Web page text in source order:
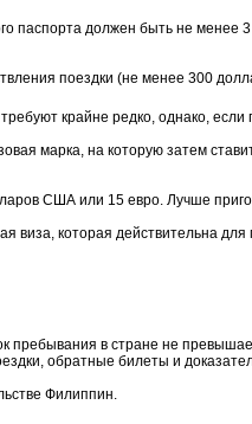
паспорта должен быть не менее
поездки (не менее 300
крайне редко, однако, если
марка, на которую затем
США или 15 евро. Лучше
виза, которая действительна
пребывания в стране не
обратные билеты и
Филиппин.